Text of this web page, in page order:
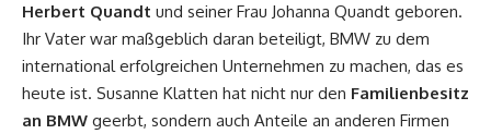
Herbert Quandt und seiner Frau Johanna Quandt geboren.
Ihr Vater war maßgeblich daran beteiligt, BMW zu dem
international erfolgreichen Unternehmen zu machen, das es
heute ist. Susanne Klatten hat nicht nur den Familienbesitz
an BMW geerbt, sondern auch Anteile an anderen Firmen